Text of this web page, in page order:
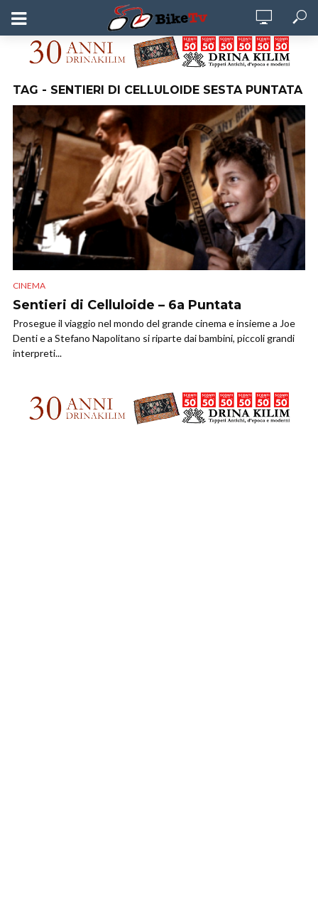
TAG - SENTIERI DI CELLULOIDE SESTA PUNTATA
CINEMA
Sentieri di Celluloide – 6a Puntata
Prosegue il viaggio nel mondo del grande cinema e insieme a Joe
Denti e a Stefano Napolitano si riparte dai bambini, piccoli grandi
interpreti...